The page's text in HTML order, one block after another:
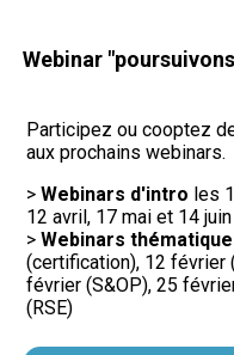
Webinar
Participez ou cooptez
aux prochains webinars.
>Webinars d'intro les
12 avril, 17 mai et 14 juin
>Webinars
(certification), 12 février
février (S&OP), 25
(RSE)